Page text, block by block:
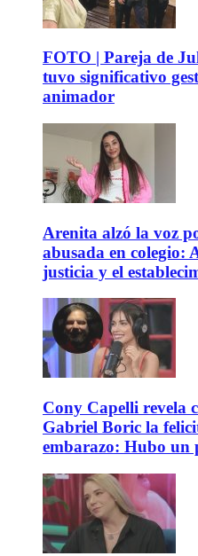
FOTO | Pareja de
tuvo significativo
animador
Arenita alzó la voz
abusada en colegio:
justicia y el
Cony Capelli revela
Gabriel Boric la
embarazo: Hubo un